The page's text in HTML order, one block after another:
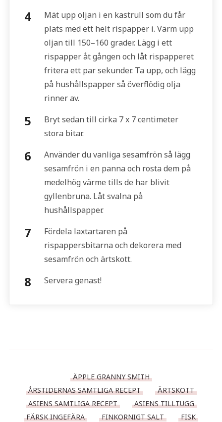
Mät upp oljan i en kastrull som du får
plats med ett helt rispapper i. Värm upp
oljan till 150–160 grader. Lägg i ett
rispapper åt gången och låt rispapperet
fritera ett par sekunder. Ta upp, och lägg
på hushållspapper så överflödig olja
rinner av.
Bryt sedan till cirka 7 x 7 centimeter
stora bitar.
Använder du vanliga sesamfrön så lägg
sesamfrön i en panna och rosta dem på
medelhög värme tills de har blivit
gyllenbruna. Låt svalna på
hushållspapper.
Fördela laxtartaren på
rispappersbitarna och dekorera med
sesamfrön och ärtskott.
Servera genast!
ÄPPLE GRANNY SMITH
ÅRSTIDERNAS SAMTLIGA RECEPT
ÄRTSKOTT
ASIENS SAMTLIGA RECEPT
ASIENS TILLTUGG
FÄRSK INGEFÄRA
FINKORNIGT SALT
FISK